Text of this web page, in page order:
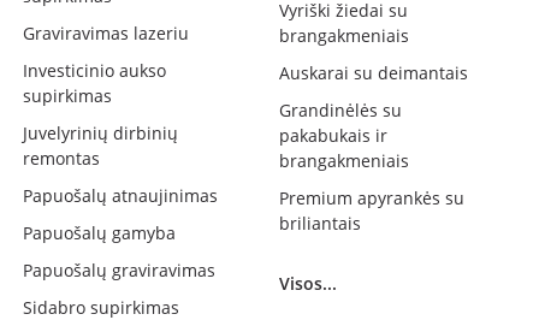
Graviravimas lazeriu
Investicinio aukso
supirkimas
Juvelyrinių dirbinių
remontas
Papuošalų atnaujinimas
Papuošalų gamyba
Papuošalų graviravimas
Sidabro supirkimas
Vyriški žiedai su
brangakmeniais
Auskarai su deimantais
Grandinėlės su
pakabukais ir
brangakmeniais
Premium apyrankės su
briliantais
Visos...